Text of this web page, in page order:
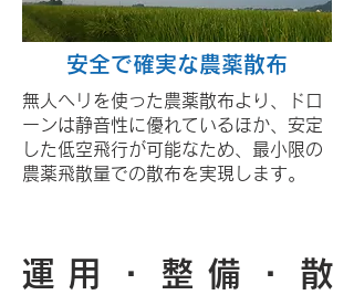
安全で確実な​農薬散布
無人ヘリを使った農薬散布より、ドロ
ーンは静音性に優れているほか、安定
した低空飛行が可能なため、最小限の
農薬飛散量での散布を実現します。
運 用 ・ 整 備 ・ 散